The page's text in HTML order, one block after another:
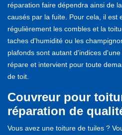
réparation faire dépendra ainsi de
causés par la fuite. Pour cela, il est
régulièrement les combles et la
taches d'humidité ou les
plafonds sont autant d'indices
répare et intervient pour toute
de toit.
Couvreur pour
réparation de
Vous avez une toiture de tuiles ?